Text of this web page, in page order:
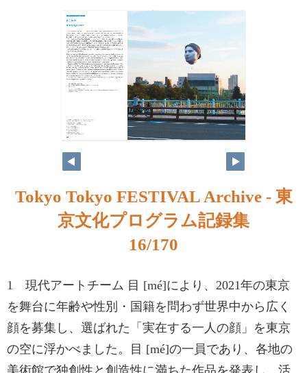
Tokyo Tokyo FESTIVAL Archive - 東
京文化プログラム記録集
16/170
1 現代アートチーム 目 [mé]により、2021年の東京
を舞台に年齢や性別・国籍を問わず世界中から広く
顔を募集し、選ばれた「実在する一人の顔」を東京
の空に浮かべました。目 [mé]の一員であり、各地の
美術館で独創性と創造性に満ちた作品を発表し、活